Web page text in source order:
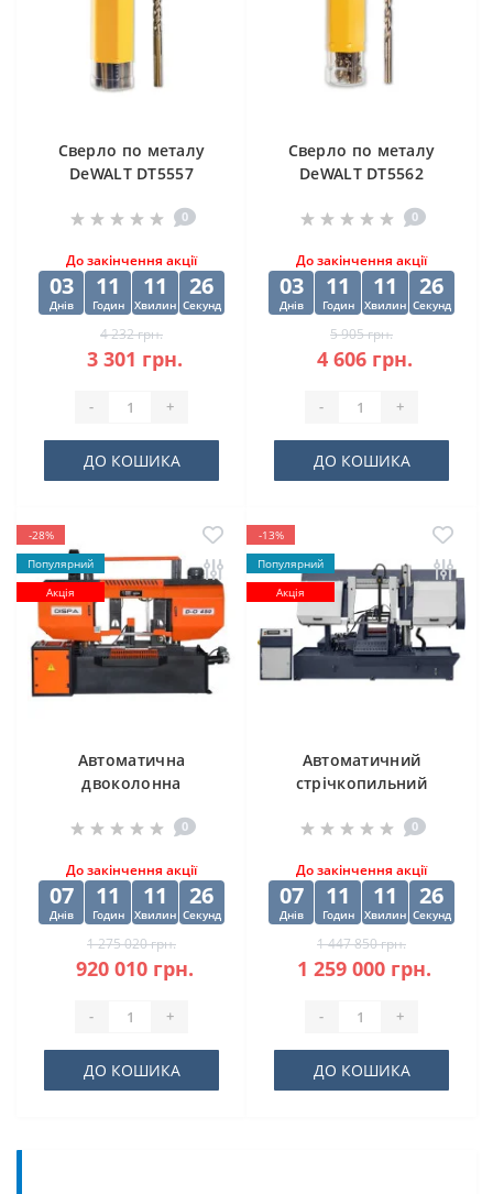
Cверлo по металу
DeWALT DT5557
10х84х133 мм
0
До закінчення акції
03
Днів
11
Годин
11
Хвилин
25
Секунд
4 232 грн.
3 301 грн.
- +
ДО КОШИКА
Cверлo по металу
DeWALT DT5562
(10 шт) 12.5х98х151
0
До закінчення акції
03
Днів
11
Годин
11
Хвилин
25
Секунд
5 905 грн.
4 606 грн.
- +
ДО КОШИКА
-28%
Популярний
Акція
Автоматична
двоколонна
DISPA MAKINA D-O
0
До закінчення акції
07
Днів
11
Годин
11
Хвилин
25
Секунд
1 275 020 грн.
920 010 грн.
- +
ДО КОШИКА
-13%
Популярний
Акція
Автоматичний
стрічкопильний
500SA
0
До закінчення акції
07
Днів
11
Годин
11
Хвилин
25
Секунд
1 447 850 грн.
1 259 000 грн.
- +
ДО КОШИКА